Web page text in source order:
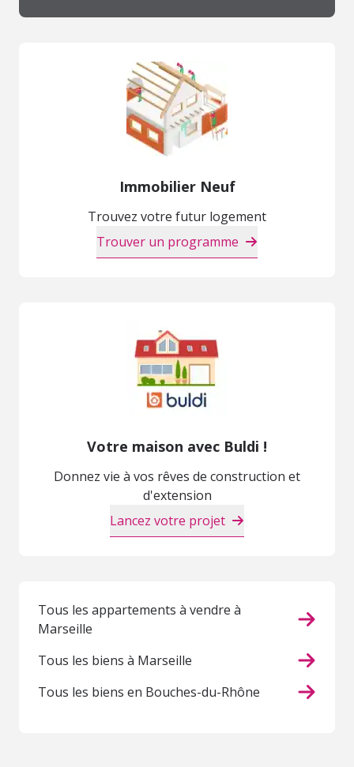
Immobilier Neuf
Trouvez votre futur logement
Trouver un programme
Votre maison avec Buldi !
Donnez vie à vos rêves de construction et
d'extension
Lancez votre projet
Tous les appartements à vendre à
Marseille
Tous les biens à Marseille
Tous les biens en Bouches-du-Rhône